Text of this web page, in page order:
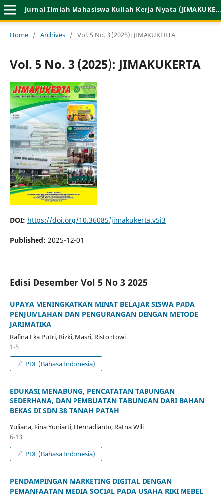
Jurnal Ilmiah Mahasiswa Kuliah Kerja Nyata (JIMAKUKERTA)
Home / Archives / Vol. 5 No. 3 (2025): JIMAKUKERTA
Vol. 5 No. 3 (2025): JIMAKUKERTA
DOI: https://doi.org/10.36085/jimakukerta.v5i3
Published: 2025-12-01
Edisi Desember Vol 5 No 3 2025
UPAYA MENINGKATKAN MINAT BELAJAR SISWA PADA
PENJUMLAHAN DAN PENGURANGAN DENGAN METODE
JARIMATIKA
Rafina Eka Putri, Rizki, Masri, Ristontowi
1-5
PDF (Bahasa Indonesia)
EDUKASI MENABUNG, PENCATATAN TABUNGAN
SEDERHANA, DAN PEMBUATAN TABUNGAN DARI BAHAN
BEKAS DI SDN 38 TANAH PATAH
Yuliana, Rina Yuniarti, Hernadianto, Ratna Wili
6-13
PDF (Bahasa Indonesia)
PENDAMPINGAN MARKETING DIGITAL DENGAN
PEMANFAATAN MEDIA SOCIAL PADA USAHA RIKI MEBEL